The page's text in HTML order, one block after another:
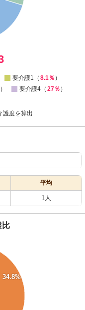
要介護1（ 8.1％ ）
） 要介護4（ 27％ ）
度を算出
平均
1人
比
34.8%